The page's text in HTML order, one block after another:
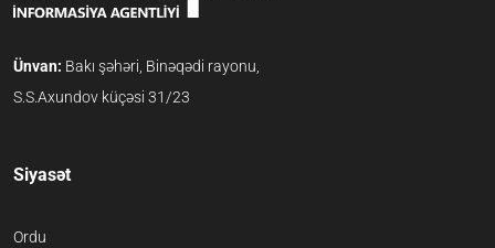
Ünvan: Bakı şəhəri, Binəqədi rayonu,
S.S.Axundov küçəsi 31/23
Siyasət
Ordu